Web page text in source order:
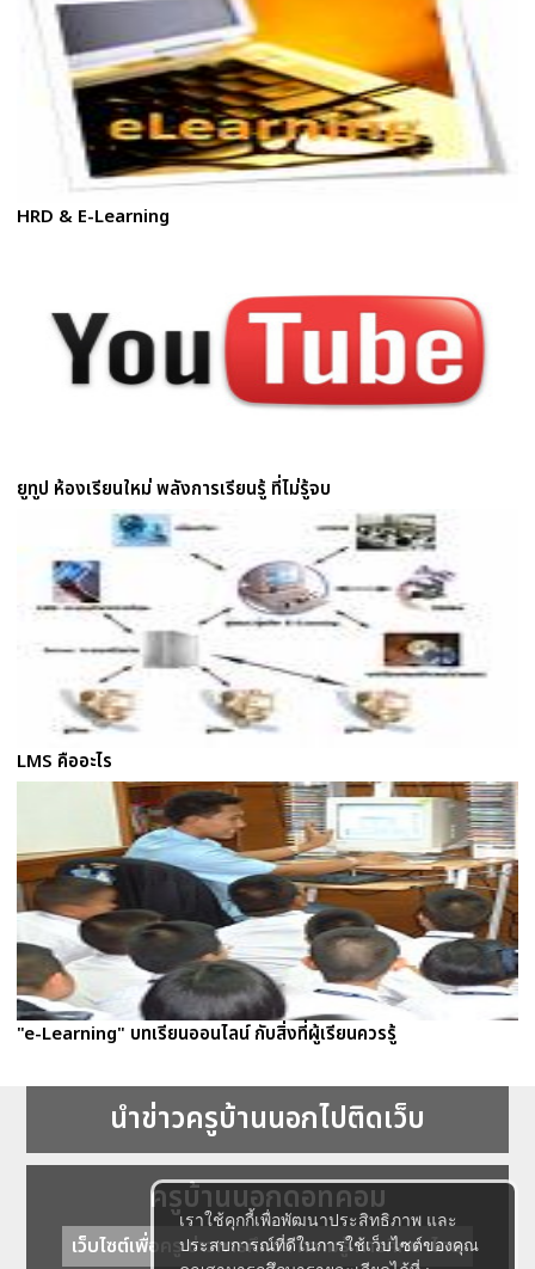
เราใช้คุกกี้เพื่อพัฒนาประสิทธิภาพ และ
ประสบการณ์ที่ดีในการใช้เว็บไซต์ของคุณ
HRD & E-Learning
ยูทูป ห้องเรียนใหม่ พลังการเรียนรู้ ที่ไม่รู้จบ
LMS คืออะไร
"e-Learning" บทเรียนออนไลน์ กับสิ่งที่ผู้เรียนควรรู้
นำข่าวครูบ้านนอกไปติดเว็บ
ครูบ้านนอกดอทคอม
เว็บไซต์เพื่อครู ข่าวการศึกษา ความรู้ การศึกษาไทย